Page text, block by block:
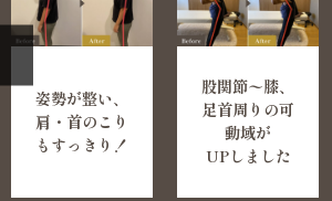
姿勢が整い、
肩・首のこり
もすっきり！
股関節〜膝、
足首周りの可
動域が
UPしました